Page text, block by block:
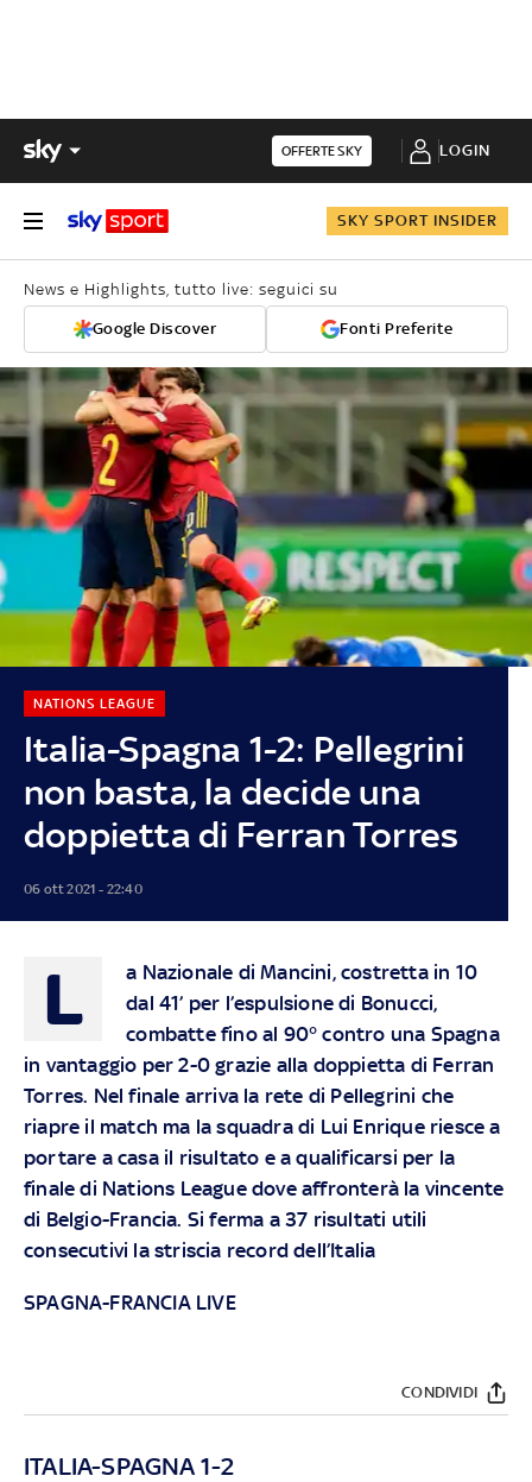
OFFERTE SKY LOGIN
SKY SPORT INSIDER
News e Highlights, tutto live: seguici su
Google Discover Fonti Preferite
Italia-Spagna 1-2: Pellegrini
non basta, la decide una
doppietta di Ferran Torres
NATIONS LEAGUE
06 ott 2021 - 22:40
L
a Nazionale di Mancini, costretta in 10
dal 41’ per l’espulsione di Bonucci,
combatte fino al 90° contro una Spagna
in vantaggio per 2-0 grazie alla doppietta di Ferran
Torres. Nel finale arriva la rete di Pellegrini che
riapre il match ma la squadra di Lui Enrique riesce a
portare a casa il risultato e a qualificarsi per la
finale di Nations League dove affronterà la vincente
di Belgio-Francia. Si ferma a 37 risultati utili
consecutivi la striscia record dell’Italia
SPAGNA-FRANCIA LIVE
CONDIVIDI
ITALIA-SPAGNA 1-2